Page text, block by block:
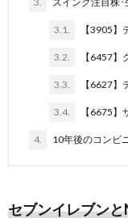
3.1. 【3905】
3.2. 【6457】
3.3. 【6627】
3.4. 【6675】
4. 10年後のコンビ
セブンイレブン